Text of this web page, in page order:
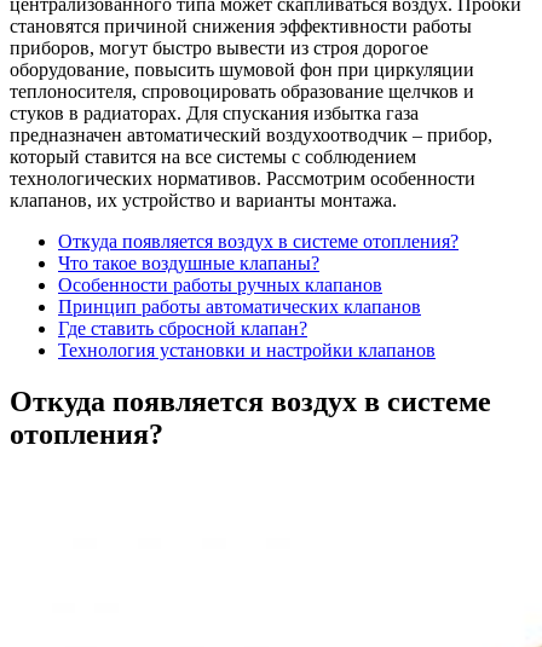
становятся причиной снижения эффективности работы
приборов, могут быстро вывести из строя дорогое
оборудование, повысить шумовой фон при циркуляции
теплоносителя, спровоцировать образование щелчков и
стуков в радиаторах. Для спускания избытка газа
предназначен автоматический воздухоотводчик – прибор,
который ставится на все системы с соблюдением
технологических нормативов. Рассмотрим особенности
клапанов, их устройство и варианты монтажа.
Откуда появляется воздух в системе отопления?
Что такое воздушные клапаны?
Особенности работы ручных клапанов
Принцип работы автоматических клапанов
Где ставить сбросной клапан?
Технология установки и настройки клапанов
Откуда появляется воздух в системе
отопления?